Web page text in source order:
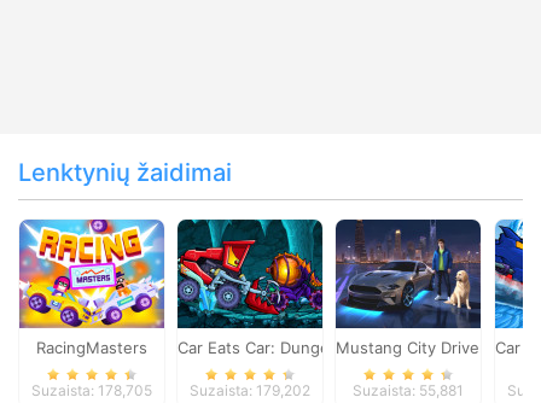
Lenktynių žaidimai
RacingMasters
Suzaista: 178,705
Car Eats Car: Dungeon Adventure
Suzaista: 179,202
Mustang City Driver
Suzaista: 55,881
Car